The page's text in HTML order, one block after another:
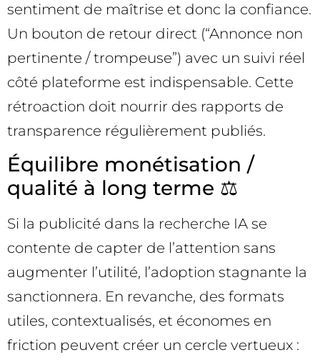
sentiment de maîtrise et donc la confiance.
Un bouton de retour direct (“Annonce non
pertinente / trompeuse”) avec un suivi réel
côté plateforme est indispensable. Cette
rétroaction doit nourrir des rapports de
transparence régulièrement publiés.
Équilibre monétisation /
qualité à long terme ⚖️
Si la publicité dans la recherche IA se
contente de capter de l’attention sans
augmenter l’utilité, l’adoption stagnante la
sanctionnera. En revanche, des formats
utiles, contextualisés, et économes en
friction peuvent créer un cercle vertueux :